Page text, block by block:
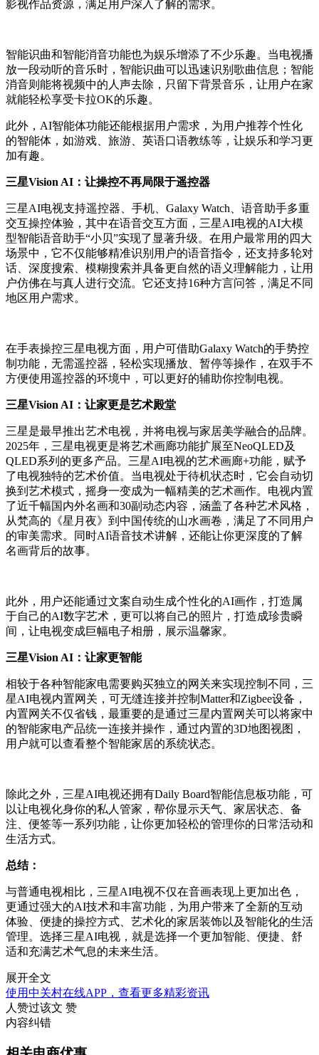
影视作品资源，满足用户深入了解的需求。
智能识曲和智能消音功能也为娱乐增添了不少乐趣。当电视播
放一段动听的音乐时，智能识曲可以迅速识别歌曲信息；智能
消音则能将视频中的人声去除，只留下背景音乐，让用户在家
就能轻松享受卡拉OK的乐趣。
此外，AI智能体功能还能根据用户需求，为用户推荐个性化
的智能体，如游戏、旅游、英语口语教练等，让娱乐和学习更
加有趣。
三星Vision AI：让操控不再局限于遥控器
三星AI电视支持遥控器、手机、Galaxy Watch、语音助手多重
交互操控体验，其中在语音交互方面，三星AI电视的AI大模
型智能语音助手“小贝”实现了显著升级。在用户最常用的四大
场景中，它不仅能够精准识别用户的语音指令，还支持多轮对
话、深度搜索、模糊搜索并具备更自然的语义理解能力，让用
户仿佛在与真人进行交流。它还支持16种方言问答，满足不同
地区用户需求。
在手表操控三星电视方面，用户可借助Galaxy Watch的手势控
制功能，无需遥控器，轻松实现播放、暂停等操作，在双手不
方便使用遥控器的环境中，可以更好的辅助你控制电视。
三星Vision AI：让家更是艺术殿堂
三星是最早推出艺术电视，并将电视与家居美学融合的品牌。
2025年，三星电视更是将艺术画廊功能扩展至NeoQLED及
QLED系列的更多产品。三星AI电视的艺术画廊+功能，赋予
了电视独特的艺术价值。当电视处于待机状态时，它会自动切
换到艺术模式，摇身一变成为一幅精美的艺术画作。电视内置
了近千幅国内外名画和30副动态内容，涵盖了各种艺术风格，
从梵高的《星月夜》到中国传统的山水画卷，满足了不同用户
的审美需求。同时AI语音技术讲解，还能让你更深度的了解
名画背后的故事。
此外，用户还能通过文案自动生成个性化的AI画作，打造属
于自己的AI数字艺术，更可以将自己的照片，打造成珍贵瞬
间，让电视变成巨幅电子相册，展示温馨家。
三星Vision AI：让家更智能
相较于各种智能家电需要购买独立的网关来实现控制不同，三
星AI电视内置网关，可无缝连接并控制Matter和Zigbee设备，
内置网关不仅省钱，最重要的是通过三星内置网关可以将家中
的智能家电产品统一连接并操作，通过内置的3D地图视图，
用户就可以查看整个智能家居的系统状态。
除此之外，三星AI电视还拥有Daily Board智能信息板功能，可
以让电视化身你的私人管家，帮你显示天气、家居状态、备
注、便签等一系列功能，让你更加轻松的管理你的日常活动和
生活方式。
总结：
与普通电视相比，三星AI电视不仅在音画表现上更加出色，
更通过强大的AI技术和丰富功能，为用户带来了全新的互动
体验、便捷的操控方式、艺术化的家居装饰以及智能化的生活
管理。选择三星AI电视，就是选择一个更加智能、便捷、舒
适和充满艺术气息的未来生活。
展开全文
使用中关村在线APP，查看更多精彩资讯
人赞过该文 赞
内容纠错